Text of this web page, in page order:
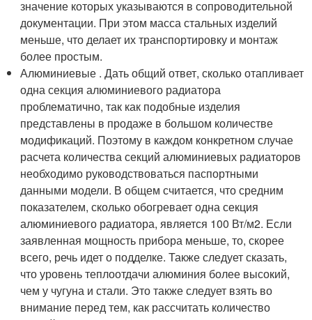
значение которых указываются в сопроводительной
документации. При этом масса стальных изделий
меньше, что делает их транспортировку и монтаж
более простым.
Алюминиевые . Дать общий ответ, сколько отапливает
одна секция алюминиевого радиатора
проблематично, так как подобные изделия
представлены в продаже в большом количестве
модификаций. Поэтому в каждом конкретном случае
расчета количества секций алюминиевых радиаторов
необходимо руководствоваться паспортными
данными модели. В общем считается, что средним
показателем, сколько обогревает одна секция
алюминиевого радиатора, является 100 Вт/м2. Если
заявленная мощность прибора меньше, то, скорее
всего, речь идет о подделке. Также следует сказать,
что уровень теплоотдачи алюминия более высокий,
чем у чугуна и стали. Это также следует взять во
внимание перед тем, как рассчитать количество